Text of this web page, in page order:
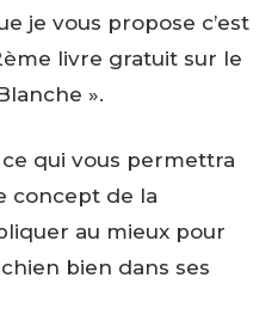
je vous propose c’est
livre gratuit sur le
».
ce qui vous permettra
concept de la
au mieux pour
bien dans ses